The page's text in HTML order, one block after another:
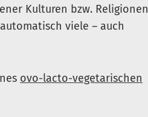
Kulturen bzw. Religionen
viele – auch
ovo-lacto-vegetarischen